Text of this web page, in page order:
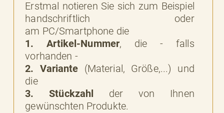
Erstmal notieren Sie sich zum Beispiel
handschriftlich oder
am PC/Smartphone die
1. Artikel-Nummer, die - falls
vorhanden -
2. Variante (Material, Größe,...) und
die
3. Stückzahl der von Ihnen
gewünschten Produkte.